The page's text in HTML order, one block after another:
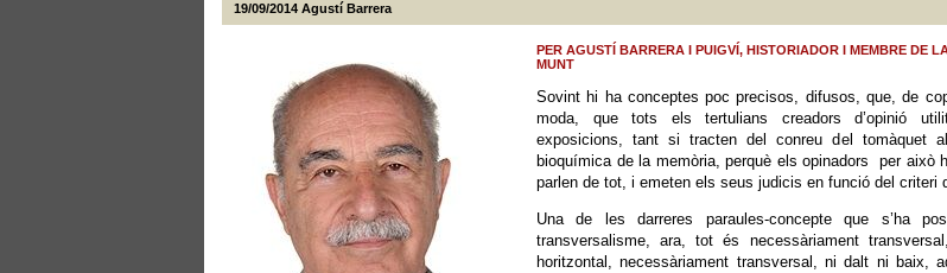
19/09/2014 Agustí Barrera
PER AGUSTÍ BARRERA I PUIGVÍ, HISTORIADOR I MEMBRE DE
MUNT
Sovint hi ha conceptes poc precisos, difusos, que, de
moda, que tots els tertulians creadors d’opinió
exposicions, tant si tracten del conreu del tomàquet
bioquímica de la memòria, perquè els opinadors per això
parlen de tot, i emeten els seus judicis en funció del criteri
Una de les darreres paraules-concepte que s’ha
transversalisme, ara, tot és necessàriament
horitzontal, necessàriament transversal, ni dalt ni baix,